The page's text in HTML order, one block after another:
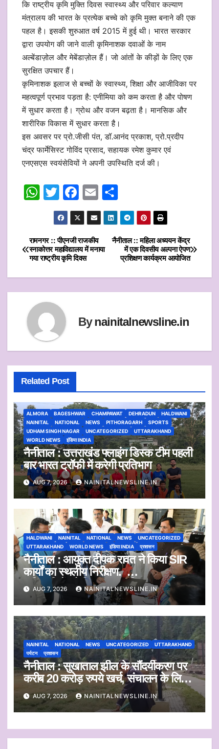
कि राष्ट्रीय कृमि मुक्ति दिवस स्वास्थ्य और परिवार कल्याण
मंत्रालय की भारत के प्रत्येक बच्चे को कृमि मुक्त बनाने की एक
पहल है। इसकी शुरुआत वर्ष 2015 में हुई थी। भारत सरकार
द्वारा उपयोग की जाने वाली कृमिनाशक दवाओं के नाम
अल्बेंडाज़ोल और मेबेंडाज़ोल हैं। जो आंतों के कीड़ों के लिए एक
सुरक्षित उपचार हैं।
कृमिनाशक इलाज से बच्चों के स्वास्थ्य, शिक्षा और आजीविका पर
महत्वपूर्ण प्रभाव पड़ता है: एनीमिया को कम करता है और पोषण
में सुधार करता है। ग्रोथ और वजन बढ़ता है। मानसिक और
शारीरिक विकास में सुधार करता है।
इस अवसर पर प्रो.जीसी पंत, डॉ.आनंद प्रकाश, प्रो.प्रदीप
चंद्र फार्मेसिस्ट गोविंद प्रसाद, सहायक रमेश कुमार एवं
एनएसएस स्वयंसेवियों ने अपनी उपस्थिति दर्ज की।
W
at
s
A
T
w
itt
er
F
a
c
e
b
E
m
ai
l
h
ar
e
Post
navigation
नैनीताल :: महिला अध्ययन केंद्र
में एक दिवसीय अल्पना ऐपण
प्रशिक्षण कार्यक्रम आयोजित
रामनगर :: पीएनजी राजकीय
स्नाकोत्तर महाविद्यालय में मनाया
गया राष्ट्रीय कृमि दिवस
Bynainitalnewsline.in
Related Post
ALMORA BAGESHWAR CHAMPAWAT DEHRADUN
HALDWANI
NAINITAL
NATIONAL NEWS PITHORAGARH
SPORTS
UDHAM SINGH NAGAR
UNCATEGORIZED
UTTARAKHAND
WORLD NEWS
इंडिया INDIA
नैनीताल : उत्तराखंड फ्लाइंग डिस्क टीम पहली
बार भारत ट्रॉफी में करेगी प्रतिभाग
AUG 7, 2026 NAINITALNEWSLINE.IN
HALDWANI NAINITAL NATIONAL NEWS
UNCATEGORIZED
UTTARAKHAND
WORLD NEWS इंडिया INDIA प्रशासन
नैनीताल : आयुक्त दीपक रावत ने किया SIR
कार्यों का स्थलीय निरीक्षण.
अधिकारियों को दिए समयबद्ध निस्तारण और
पारदर्शिता के निर्देश
AUG 7, 2026 NAINITALNEWSLINE.IN
NAINITAL NATIONAL NEWS UNCATEGORIZED
UTTARAKHAND
पर्यटन
प्रशासन
नैनीताल : सुखाताल झील के सौंदर्यीकरण पर
करीब 20 करोड़ रुपये खर्च, संचालन के लिए
संस्था का चयन जल्द
AUG 7, 2026 NAINITALNEWSLINE.IN